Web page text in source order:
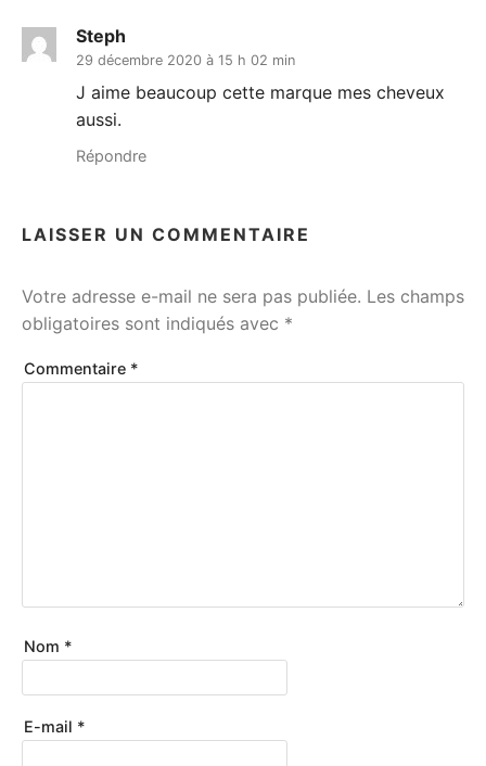
Steph
29 décembre 2020 à 15 h 02 min
J aime beaucoup cette marque mes cheveux
aussi.
Répondre
LAISSER UN COMMENTAIRE
Votre adresse e-mail ne sera pas publiée. Les champs
obligatoires sont indiqués avec *
Commentaire *
Nom *
E-mail *